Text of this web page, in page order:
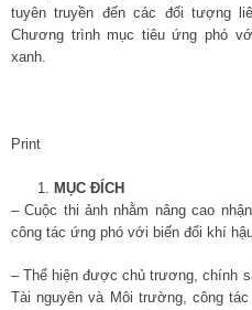
tuyên truyền đến các đối tượng
Chương trình mục tiêu ứng phó
xanh.
Print
MỤC ĐÍCH
– Cuộc thi ảnh nhằm nâng cao
công tác ứng phó với biến đổi khí
– Thể hiện được chủ trương, chính
Tài nguyên và Môi trường, công